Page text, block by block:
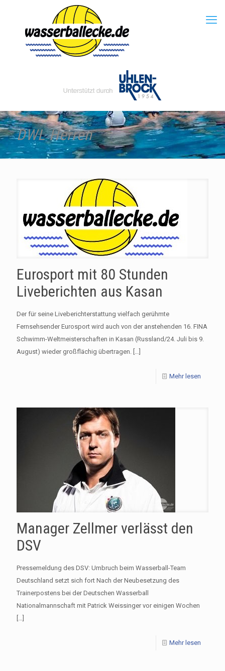
DWL Herren
Eurosport mit 80 Stunden
Liveberichten aus Kasan
Der für seine Liveberichterstattung vielfach gerühmte
Fernsehsender Eurosport wird auch von der anstehenden 16. FINA
Schwimm-Weltmeisterschaften in Kasan (Russland/24. Juli bis 9.
August) wieder großflächig übertragen. […]
Mehr lesen
Manager Zellmer verlässt den
DSV
Pressemeldung des DSV: Umbruch beim Wasserball-Team
Deutschland setzt sich fort Nach der Neubesetzung des
Trainerpostens bei der Deutschen Wasserball
Nationalmannschaft mit Patrick Weissinger vor einigen Wochen
[…]
Mehr lesen